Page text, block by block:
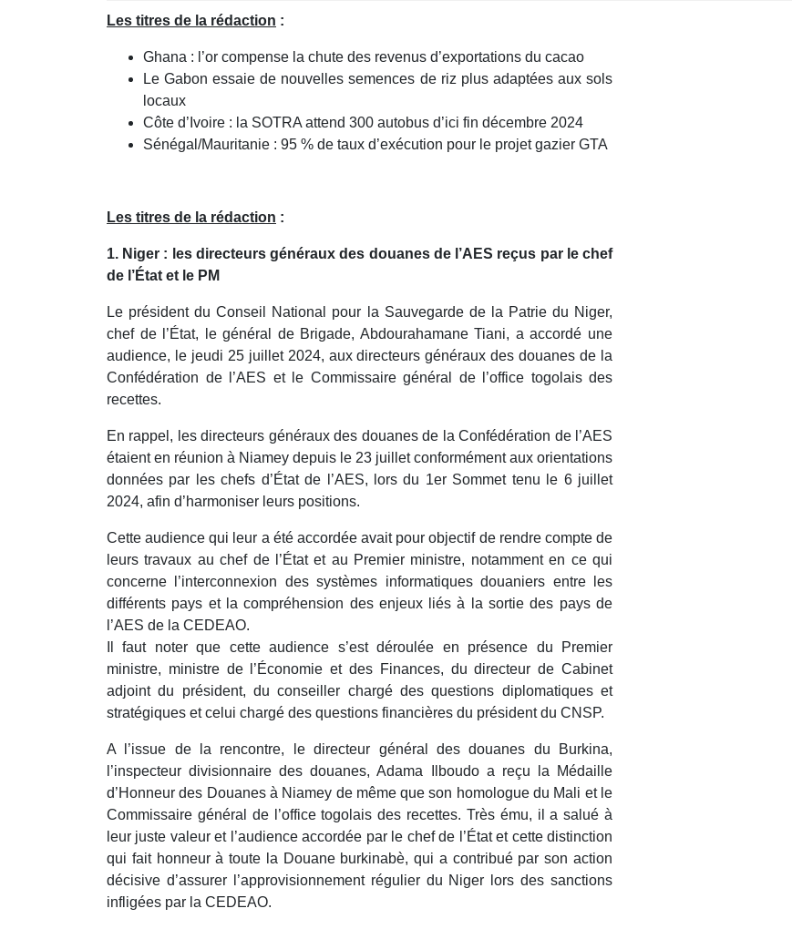
41
Les titres de la rédaction :
Ghana : l’or compense la chute des revenus d’exportations du cacao
Le Gabon essaie de nouvelles semences de riz plus adaptées aux sols
locaux
Côte d’Ivoire : la SOTRA attend 300 autobus d’ici fin décembre 2024
Sénégal/Mauritanie : 95 % de taux d’exécution pour le projet gazier GTA
Les titres de la rédaction :
1. Niger : les directeurs généraux des douanes de l’AES reçus par le chef
de l’État et le PM
Le président du Conseil National pour la Sauvegarde de la Patrie du Niger,
chef de l’État, le général de Brigade, Abdourahamane Tiani, a accordé une
audience, le jeudi 25 juillet 2024, aux directeurs généraux des douanes de la
Confédération de l’AES et le Commissaire général de l’office togolais des
recettes.
En rappel, les directeurs généraux des douanes de la Confédération de l’AES
étaient en réunion à Niamey depuis le 23 juillet conformément aux orientations
données par les chefs d’État de l’AES, lors du 1er Sommet tenu le 6 juillet
2024, afin d’harmoniser leurs positions.
Cette audience qui leur a été accordée avait pour objectif de rendre compte de
leurs travaux au chef de l’État et au Premier ministre, notamment en ce qui
concerne l’interconnexion des systèmes informatiques douaniers entre les
différents pays et la compréhension des enjeux liés à la sortie des pays de
l’AES de la CEDEAO.
Il faut noter que cette audience s’est déroulée en présence du Premier
ministre, ministre de l’Économie et des Finances, du directeur de Cabinet
adjoint du président, du conseiller chargé des questions diplomatiques et
stratégiques et celui chargé des questions financières du président du CNSP.
A l’issue de la rencontre, le directeur général des douanes du Burkina,
l’inspecteur divisionnaire des douanes, Adama Ilboudo a reçu la Médaille
d’Honneur des Douanes à Niamey de même que son homologue du Mali et le
Commissaire général de l’office togolais des recettes. Très ému, il a salué à
leur juste valeur et l’audience accordée par le chef de l’État et cette distinction
qui fait honneur à toute la Douane burkinabè, qui a contribué par son action
décisive d’assurer l’approvisionnement régulier du Niger lors des sanctions
infligées par la CEDEAO.